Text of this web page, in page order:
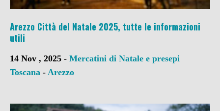
Arezzo Città del Natale 2025, tutte le informazioni
utili
14 Nov , 2025 - Mercatini di Natale e presepi
Toscana - Arezzo